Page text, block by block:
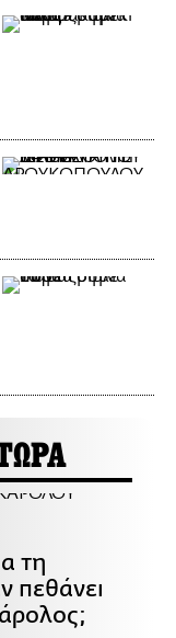
τη
πεθάνει